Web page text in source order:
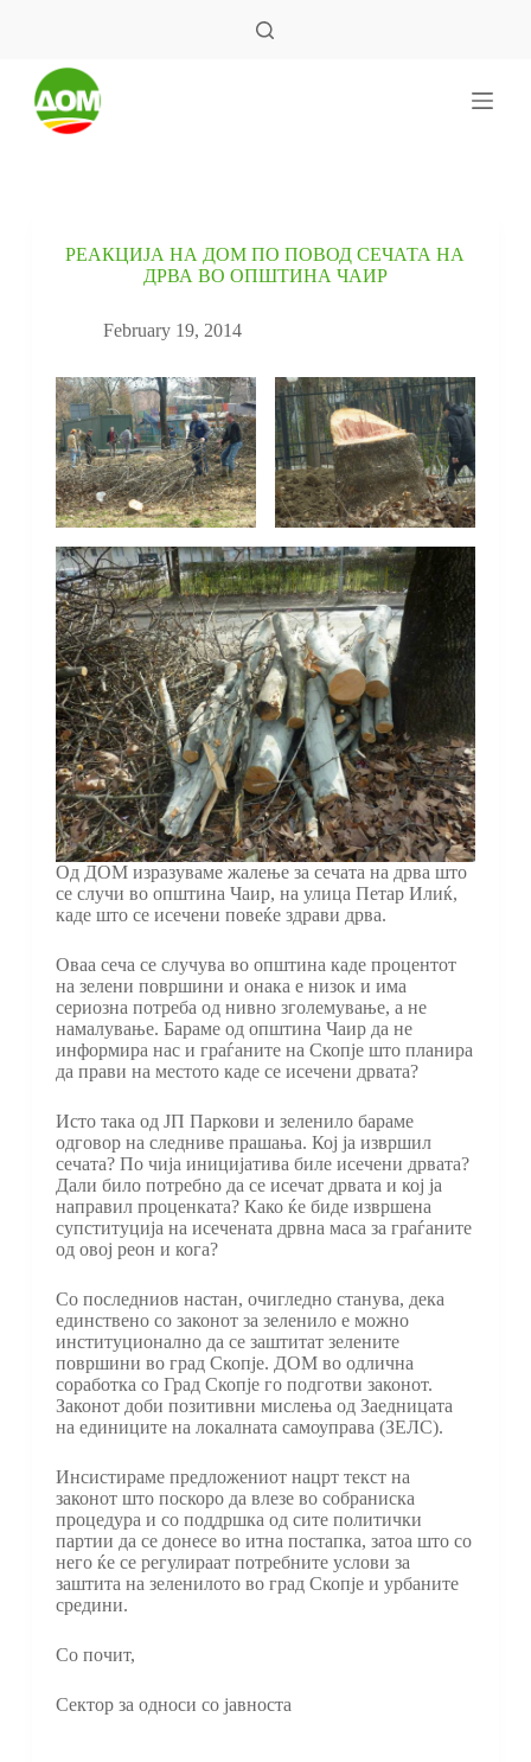
РЕАКЦИЈА НА ДОМ ПО ПОВОД СЕЧАТА НА
ДРВА ВО ОПШТИНА ЧАИР
February 19, 2014
Од ДОМ изразуваме жалење за сечата на дрва што
се случи во општина Чаир, на улица Петар Илиќ,
каде што се исечени повеќе здрави дрва.
Оваа сеча се случува во општина каде процентот
на зелени површини и онака е низок и има
сериозна потреба од нивно зголемување, а не
намалување. Бараме од општина Чаир да не
информира нас и граѓаните на Скопје што планира
да прави на местото каде се исечени дрвата?
Исто така од ЈП Паркови и зеленило бараме
одговор на следниве прашања. Кој ја извршил
сечата? По чија иницијатива биле исечени дрвата?
Дали било потребно да се исечат дрвата и кој ја
направил проценката? Како ќе биде извршена
супституција на исечената дрвна маса за граѓаните
од овој реон и кога?
Со последниов настан, очигледно станува, дека
единствено со законот за зеленило е можно
институционално да се заштитат зелените
површини во град Скопје. ДОМ во одлична
соработка со Град Скопје го подготви законот.
Законот доби позитивни мислења од Заедницата
на единиците на локалната самоуправа (ЗЕЛС).
Инсистираме предложениот нацрт текст на
законот што поскоро да влезе во собраниска
процедура и со поддршка од сите политички
партии да се донесе во итна постапка, затоа што со
него ќе се регулираат потребните услови за
заштита на зеленилото во град Скопје и урбаните
средини.
Со почит,
Сектор за односи со јавноста